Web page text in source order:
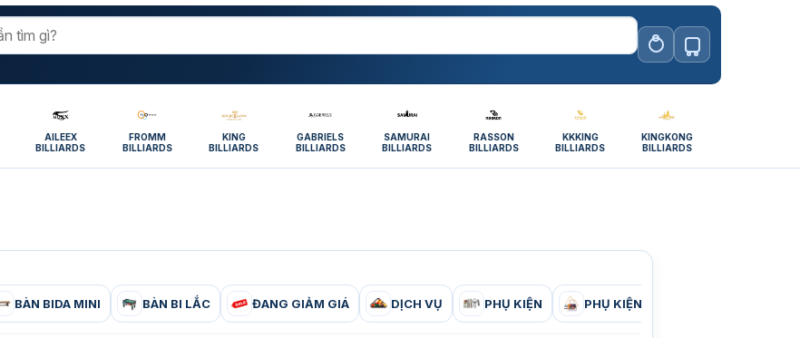
AILEEX
BILLIARDS
FROMM
BILLIARDS
KING
BILLIARDS
GABRIELS
BILLIARDS
SAMURAI
BILLIARDS
RASSON
BILLIARDS
KKKING
BILLIARDS
KINGKONG
BILLIARDS
BÀN BIDA MINI BÀN BI LẮC ĐANG GIẢM GIÁ DỊCH VỤ PHỤ KIỆN PHỤ KIỆN CÂU LẠC BỘ BIDA